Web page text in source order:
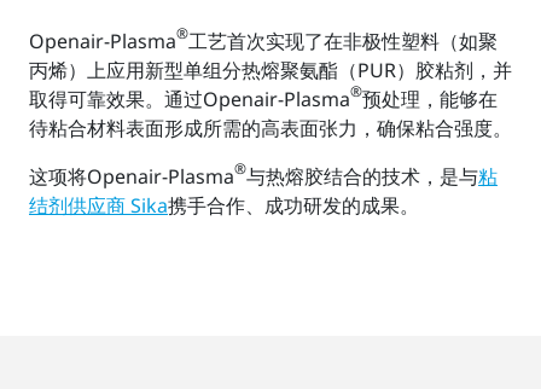
Openair-Plasma®工艺首次实现了在非极性塑料（如聚
丙烯）上应用新型单组分热熔聚氨酯（PUR）胶粘剂，并
取得可靠效果。通过Openair-Plasma®预处理，能够在
待粘合材料表面形成所需的高表面张力，确保粘合强度。
这项将Openair-Plasma®与热熔胶结合的技术，是与粘
结剂供应商 Sika携手合作、成功研发的成果。